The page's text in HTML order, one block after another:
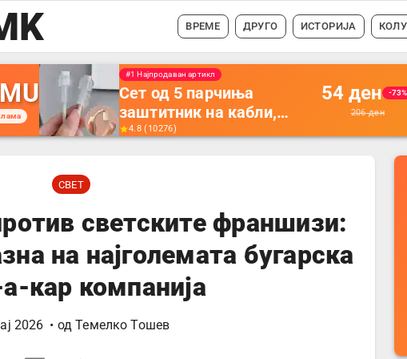
ВРЕМЕ ДРУГО ИСТОРИЈА
#1 Најпродавано
Држач за полнење на
телефон кој се монтира
на ѕид -
кревет и за ТВ
далечински управувач
4.5(16742
56 ден -35%
87ден
СВЕТ
светските франшизи:
на најголемата бугарска
кар компанија
2026 • одТемелко Тошев